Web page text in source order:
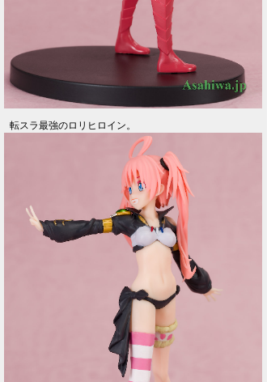
転スラ最強のロリヒロイン。